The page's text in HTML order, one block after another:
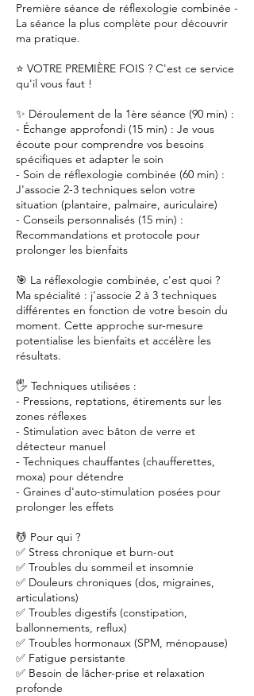
Première séance de réflexologie combinée -
La séance la plus complète pour découvrir
ma pratique.
⭐ VOTRE PREMIÈRE FOIS ? C'est ce service
qu'il vous faut !
✨ Déroulement de la 1ère séance (90 min) :
- Échange approfondi (15 min) : Je vous
écoute pour comprendre vos besoins
spécifiques et adapter le soin
- Soin de réflexologie combinée (60 min) :
J'associe 2-3 techniques selon votre
situation (plantaire, palmaire, auriculaire)
- Conseils personnalisés (15 min) :
Recommandations et protocole pour
prolonger les bienfaits
🎯 La réflexologie combinée, c'est quoi ?
Ma spécialité : j'associe 2 à 3 techniques
différentes en fonction de votre besoin du
moment. Cette approche sur-mesure
potentialise les bienfaits et accélère les
résultats.
🖐️ Techniques utilisées :
- Pressions, reptations, étirements sur les
zones réflexes
- Stimulation avec bâton de verre et
détecteur manuel
- Techniques chauffantes (chaufferettes,
moxa) pour détendre
- Graines d'auto-stimulation posées pour
prolonger les effets
💆 Pour qui ?
✅ Stress chronique et burn-out
✅ Troubles du sommeil et insomnie
✅ Douleurs chroniques (dos, migraines,
articulations)
✅ Troubles digestifs (constipation,
ballonnements, reflux)
✅ Troubles hormonaux (SPM, ménopause)
✅ Fatigue persistante
✅ Besoin de lâcher-prise et relaxation
profonde